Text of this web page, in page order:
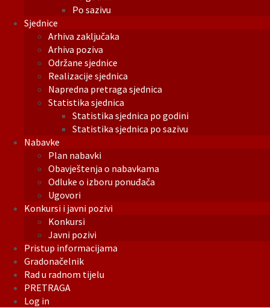
Po sazivu
Sjednice
Arhiva zaključaka
Arhiva poziva
Održane sjednice
Realizacije sjednica
Napredna pretraga sjednica
Statistika sjednica
Statistika sjednica po godini
Statistika sjednica po sazivu
Nabavke
Plan nabavki
Obavještenja o nabavkama
Odluke o izboru ponuđača
Ugovori
Konkursi i javni pozivi
Konkursi
Javni pozivi
Pristup informacijama
Gradonačelnik
Rad u radnom tijelu
PRETRAGA
Log in